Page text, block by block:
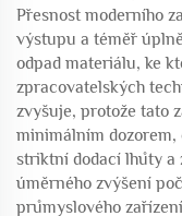
Přesnost moderního
výstupu a téměř
odpad materiálu, ke
zpracovatelských
zvyšuje, protože tato
minimálním dozorem,
striktní dodací lhůty a
úměrného zvýšení
průmyslového